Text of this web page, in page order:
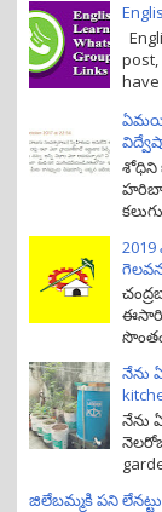
post,
have
శోధిని
2019
ఈసారి
నేను
నేను
జిలేబమ్మకి పని